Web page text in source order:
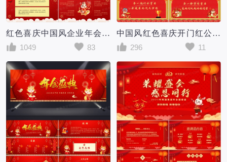
红色喜庆中国风企业年会游戏集锦PPT模板
1049
83
中国风红色喜庆开门红公司年会盛典PPT模板
296
11